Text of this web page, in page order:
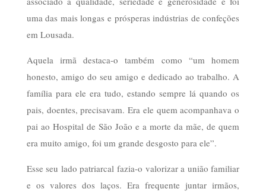
uma das mais longas e prósperas indústrias de confeções
em Lousada.
Aquela irmã destaca-o também como “um homem
honesto, amigo do seu amigo e dedicado ao trabalho. A
família para ele era tudo, estando sempre lá quando os
pais, doentes, precisavam. Era ele quem acompanhava o
pai ao Hospital de São João e a morte da mãe, de quem
era muito amigo, foi um grande desgosto para ele”.
Esse seu lado patriarcal fazia-o valorizar a união familiar
e os valores dos laços. Era frequente juntar irmãos,